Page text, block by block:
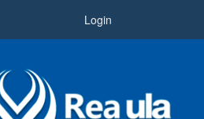
Login